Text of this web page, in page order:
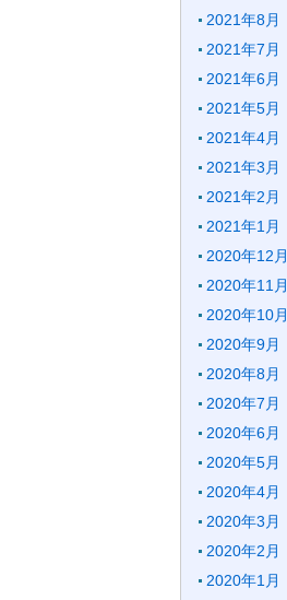
2021年8月
2021年7月
2021年6月
2021年5月
2021年4月
2021年3月
2021年2月
2021年1月
2020年12月
2020年11月
2020年10月
2020年9月
2020年8月
2020年7月
2020年6月
2020年5月
2020年4月
2020年3月
2020年2月
2020年1月